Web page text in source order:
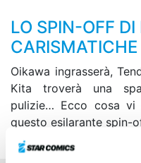
LO SPIN-OFF
Oikawa ingrasserà,
Kita troverà una
pulizie… Ecco cosa vi
questo esilarante spin-